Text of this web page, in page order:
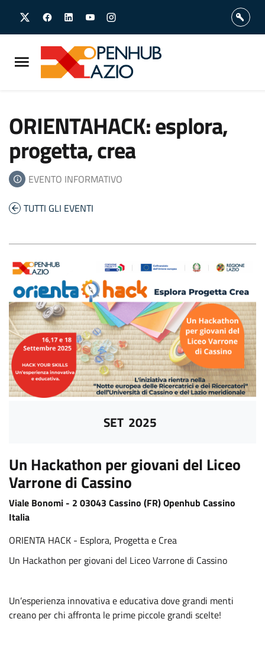
contenuto
principale
footer
ORIENTAHACK: esplora,
progetta, crea
EVENTO INFORMATIVO
TUTTI GLI EVENTI
SET 2025
Un Hackathon per giovani del Liceo
Varrone di Cassino
Viale Bonomi - 2 03043 Cassino (FR)Openhub Cassino
Italia
ORIENTA HACK - Esplora, Progetta e Crea
Un Hackathon per giovani del Liceo Varrone di Cassino
Un’esperienza innovativa e educativa dove grandi menti
creano per chi affronta le prime piccole grandi scelte!